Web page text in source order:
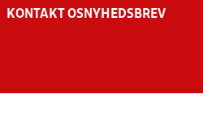
KONTAKT OS NYHEDSBREV